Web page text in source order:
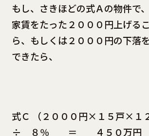
もし、さきほどの式Ａの物件で
家賃をたった２０００円上げる
ら、もしくは２０００円の下落
できたら、
式Ｃ （２０００円×１５戸×１
÷ ８％ ＝ ４５０万円